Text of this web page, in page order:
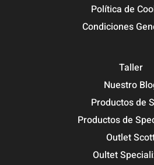
Política de
Condiciones
Taller
Nuestro
Productos de
Productos de
Outlet
Oultet